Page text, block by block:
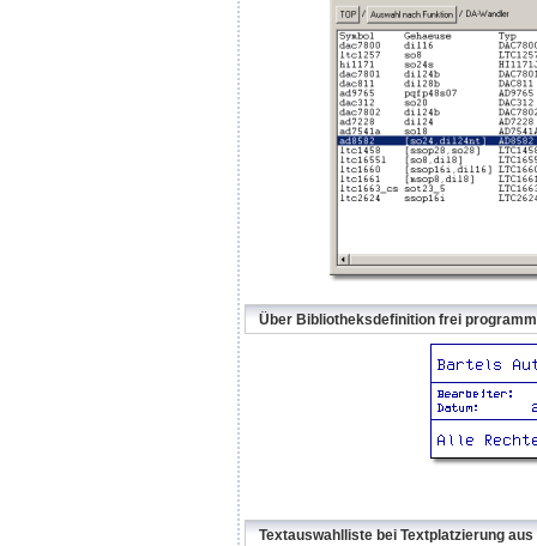
Über Bibliotheksdefinition frei
Textauswahlliste bei Textplatzierung aus